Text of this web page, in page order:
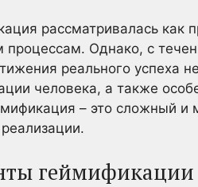
рассматривалась как
Однако, с
реального успеха
человека, а также
– это сложный
геймификации